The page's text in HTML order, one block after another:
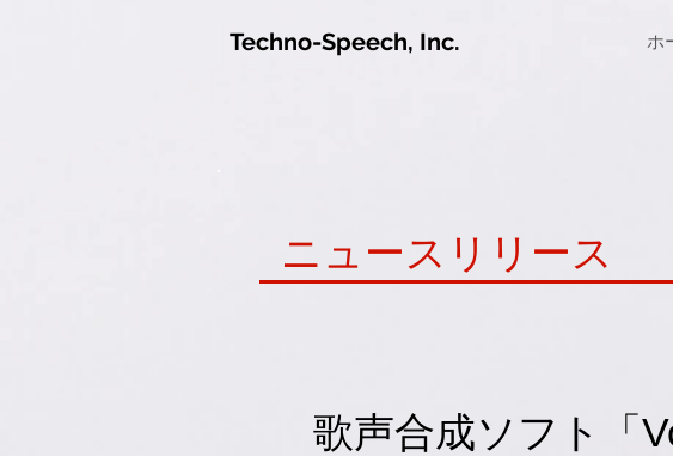
Techno-Speech, Inc. ホ
ニュースリリース
歌声合成ソフト「